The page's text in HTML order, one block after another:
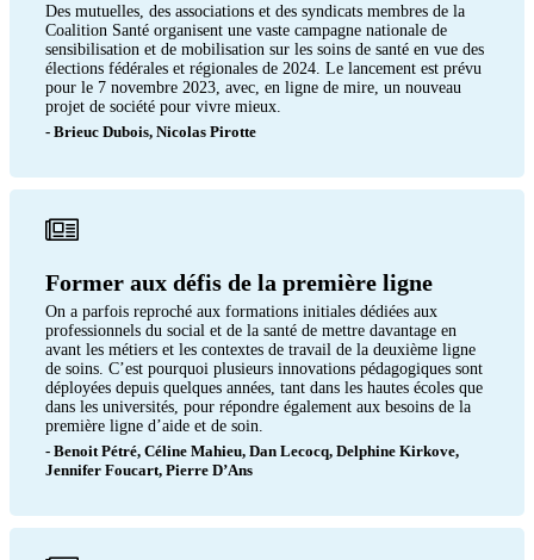
Des mutuelles, des associations et des syndicats membres de la
Coalition Santé organisent une vaste campagne nationale de
sensibilisation et de mobilisation sur les soins de santé en vue des
élections fédérales et régionales de 2024. Le lancement est prévu
pour le 7 novembre 2023, avec, en ligne de mire, un nouveau
projet de société pour vivre mieux.
- Brieuc Dubois, Nicolas Pirotte
Former aux défis de la première ligne
On a parfois reproché aux formations initiales dédiées aux
professionnels du social et de la santé de mettre davantage en
avant les métiers et les contextes de travail de la deuxième ligne
de soins. C’est pourquoi plusieurs innovations pédagogiques sont
déployées depuis quelques années, tant dans les hautes écoles que
dans les universités, pour répondre également aux besoins de la
première ligne d’aide et de soin.
- Benoit Pétré, Céline Mahieu, Dan Lecocq, Delphine Kirkove,
Jennifer Foucart, Pierre D’Ans